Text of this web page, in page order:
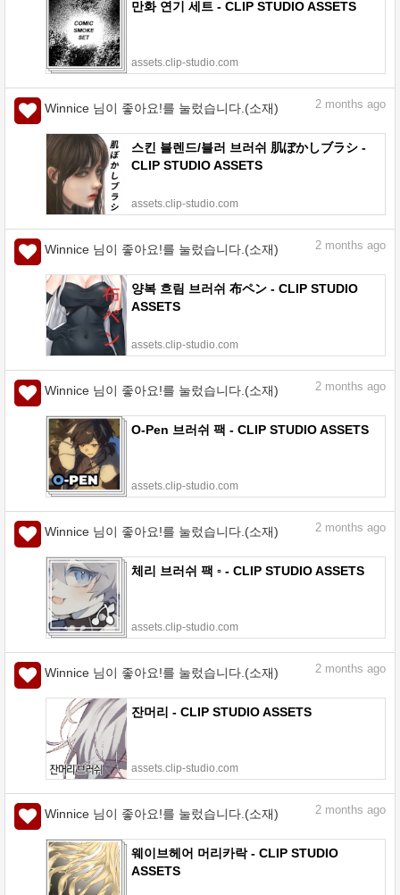
만화 연기 세트 - CLIP STUDIO ASSETS
assets.clip-studio.com
Winnice 님이 좋아요!를 눌렀습니다.(소재) 2 months ago
스킨 블렌드/블러 브러쉬 肌ぼかしブラシ -
CLIP STUDIO ASSETS
assets.clip-studio.com
Winnice 님이 좋아요!를 눌렀습니다.(소재) 2 months ago
양복 흐림 브러쉬 布ペン - CLIP STUDIO
ASSETS
assets.clip-studio.com
Winnice 님이 좋아요!를 눌렀습니다.(소재) 2 months ago
O-Pen 브러쉬 팩 - CLIP STUDIO ASSETS
assets.clip-studio.com
Winnice 님이 좋아요!를 눌렀습니다.(소재) 2 months ago
체리 브러쉬 팩 ▫️ - CLIP STUDIO ASSETS
assets.clip-studio.com
Winnice 님이 좋아요!를 눌렀습니다.(소재) 2 months ago
잔머리 - CLIP STUDIO ASSETS
assets.clip-studio.com
Winnice 님이 좋아요!를 눌렀습니다.(소재) 2 months ago
웨이브헤어 머리카락 - CLIP STUDIO
ASSETS